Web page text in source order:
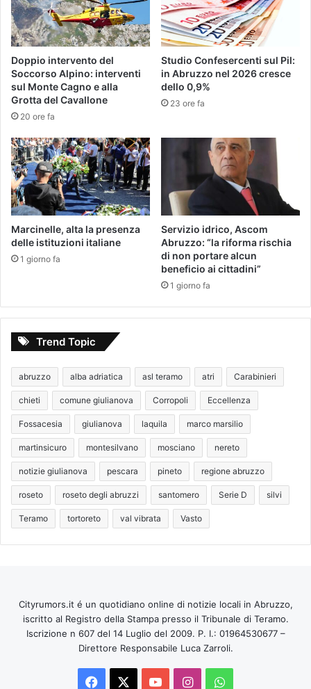
Doppio intervento del
Soccorso Alpino: interventi
sul Monte Cagno e alla
Grotta del Cavallone
20 ore fa
Studio Confesercenti sul Pil:
in Abruzzo nel 2026 cresce
dello 0,9%
23 ore fa
Marcinelle, alta la presenza
delle istituzioni italiane
1 giorno fa
Servizio idrico, Ascom
Abruzzo: “la riforma rischia
di non portare alcun
beneficio ai cittadini”
1 giorno fa
Trend Topic
abruzzo alba adriatica asl teramo atri Carabinieri
chieti comune giulianova Corropoli Eccellenza
Fossacesia giulianova laquila marco marsilio
martinsicuro montesilvano mosciano nereto
notizie giulianova pescara pineto regione abruzzo
roseto roseto degli abruzzi santomero Serie D silvi
Teramo tortoreto val vibrata Vasto
Cityrumors.it é un quotidiano online di notizie locali in Abruzzo,
iscritto al Registro della Stampa presso il Tribunale di Teramo.
Iscrizione n 607 del 14 Luglio del 2009. P. I.: 01964530677 –
Direttore Responsabile Luca Zarroli.
Facebook You InstagramWhatsApp